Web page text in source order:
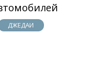
ДЖЕДАИ